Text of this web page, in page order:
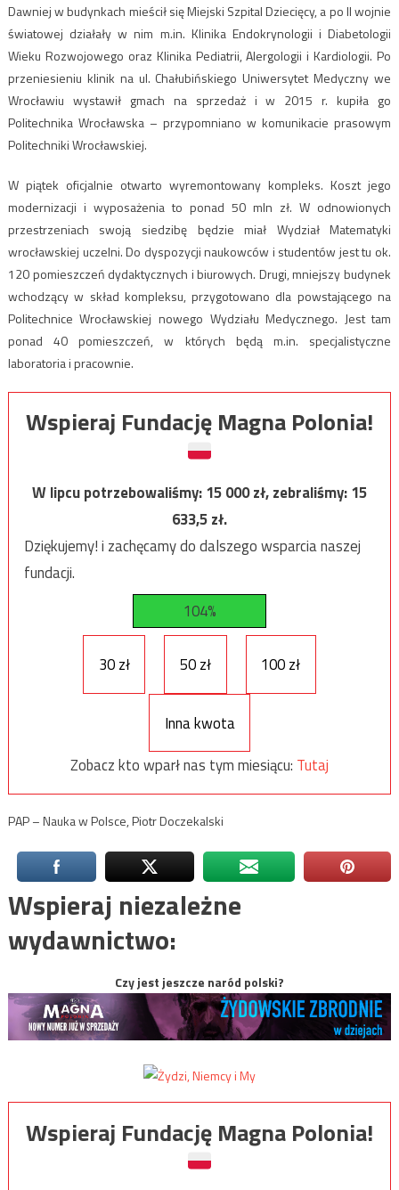
Dawniej w budynkach mieścił się Miejski Szpital Dziecięcy, a po II wojnie
światowej działały w nim m.in. Klinika Endokrynologii i Diabetologii
Wieku Rozwojowego oraz Klinika Pediatrii, Alergologii i Kardiologii. Po
przeniesieniu klinik na ul. Chałubińskiego Uniwersytet Medyczny we
Wrocławiu wystawił gmach na sprzedaż i w 2015 r. kupiła go
Politechnika Wrocławska – przypomniano w komunikacie prasowym
Politechniki Wrocławskiej.
W piątek oficjalnie otwarto wyremontowany kompleks. Koszt jego
modernizacji i wyposażenia to ponad 50 mln zł. W odnowionych
przestrzeniach swoją siedzibę będzie miał Wydział Matematyki
wrocławskiej uczelni. Do dyspozycji naukowców i studentów jest tu ok.
120 pomieszczeń dydaktycznych i biurowych. Drugi, mniejszy budynek
wchodzący w skład kompleksu, przygotowano dla powstającego na
Politechnice Wrocławskiej nowego Wydziału Medycznego. Jest tam
ponad 40 pomieszczeń, w których będą m.in. specjalistyczne
laboratoria i pracownie.
Wspieraj Fundację Magna Polonia!
W lipcu potrzebowaliśmy:15 000zł, zebraliśmy:15
633,5zł.
Dziękujemy! i zachęcamy do dalszego wsparcia naszej
fundacji.
104%
30 zł 50 zł 100 zł
Inna kwota
Zobacz kto wparł nas tym miesiącu: Tutaj
PAP – Nauka w Polsce, Piotr Doczekalski
Wspieraj niezależne
wydawnictwo:
Czy jest jeszcze naród polski?
Wspieraj Fundację Magna Polonia!